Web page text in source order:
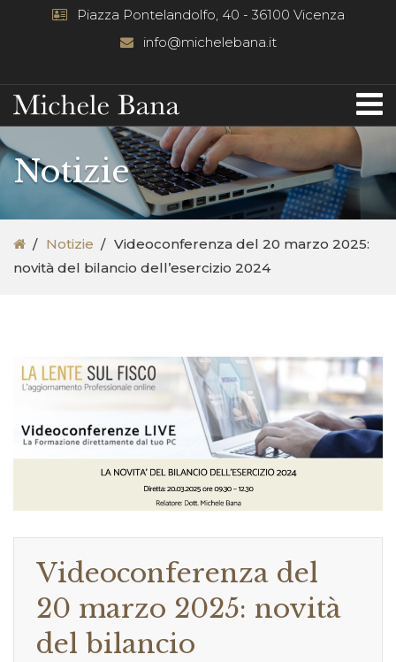
Piazza Pontelandolfo, 40 - 36100 Vicenza
info@michelebana.it
Notizie
Notizie
Videoconferenza del 20 marzo 2025:
novità del bilancio dell’esercizio 2024
Videoconferenza del
20 marzo 2025: novità
del bilancio